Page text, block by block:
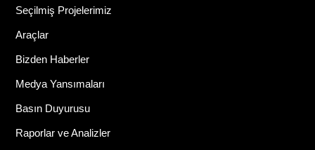
Seçilmiş Projelerimiz
Araçlar
Bizden Haberler
Medya Yansımaları
Basın Duyurusu
Raporlar ve Analizler